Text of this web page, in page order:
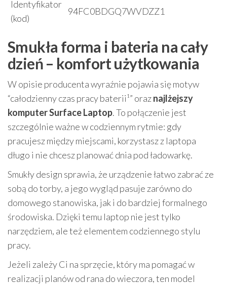
Identyfikator
(kod)
94FC0BDGQ7WVDZZ1
Smukła forma i bateria na cały
dzień – komfort użytkowania
W opisie producenta wyraźnie pojawia się motyw
“całodzienny czas pracy baterii¹” oraznajlżejszy
komputer Surface Laptop. To połączenie jest
szczególnie ważne w codziennym rytmie: gdy
pracujesz między miejscami, korzystasz z laptopa
długo i nie chcesz planować dnia pod ładowarkę.
Smukły design sprawia, że urządzenie łatwo zabrać ze
sobą do torby, a jego wygląd pasuje zarówno do
domowego stanowiska, jak i do bardziej formalnego
środowiska. Dzięki temu laptop nie jest tylko
narzędziem, ale też elementem codziennego stylu
pracy.
Jeżeli zależy Ci na sprzęcie, który ma pomagać w
realizacji planów od rana do wieczora, ten model